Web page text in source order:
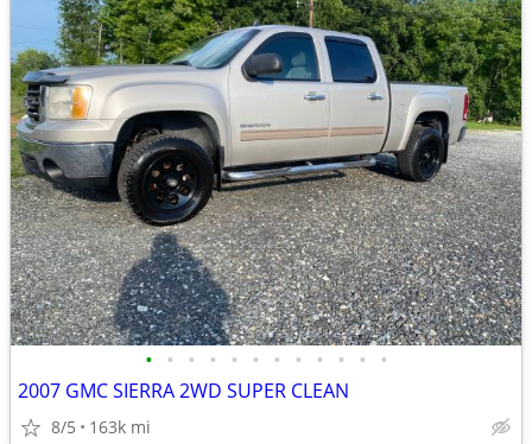
• • • • • • • • • • • •
2007 GMC SIERRA 2WD SUPER CLEAN
8/5 163k mi